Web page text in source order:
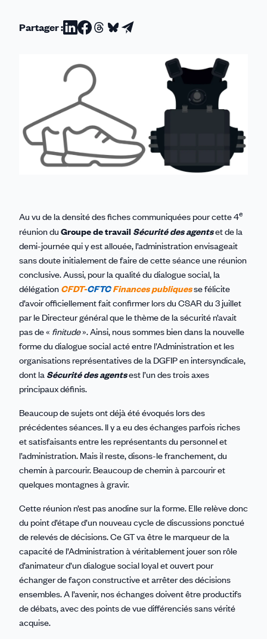
Partager :Partager
Linkedin
Partager
Facebook
Partager
Threads
Partager
Partager
Au vu de la densité des fiches communiquées pour cette 4e
réunion du Groupe de travail Sécurité des agentset de la
demi-journée qui y est allouée, l’administration envisageait
sans doute initialement de faire de cette séance une réunion
conclusive. Aussi, pour la qualité du dialogue social, la
délégation CFDT-CFTCFinances publiquesse félicite
d’avoir officiellement fait confirmer lors du CSAR du 3 juillet
par le Directeur général que le thème de la sécurité n’avait
pas de « finitude». Ainsi, nous sommes bien dans la nouvelle
forme du dialogue social acté entre l’Administration et les
organisations représentatives de la DGFIP en intersyndicale,
dont la Sécurité des agentsest l’un des trois axes
principaux définis.
Beaucoup de sujets ont déjà été évoqués lors des
précédentes séances. Il y a eu des échanges parfois riches
et satisfaisants entre les représentants du personnel et
l’administration. Mais il reste, disons-le franchement, du
chemin à parcourir. Beaucoup de chemin à parcourir et
quelques montagnes à gravir.
Cette réunion n’est pas anodine sur la forme. Elle relève donc
du point d’étape d’un nouveau cycle de discussions ponctué
de relevés de décisions. Ce GT va être le marqueur de la
capacité de l’Administration à véritablement jouer son rôle
d’animateur d’un dialogue social loyal et ouvert pour
échanger de façon constructive et arrêter des décisions
ensembles. A l’avenir, nos échanges doivent être productifs
de débats, avec des points de vue différenciés sans vérité
acquise.